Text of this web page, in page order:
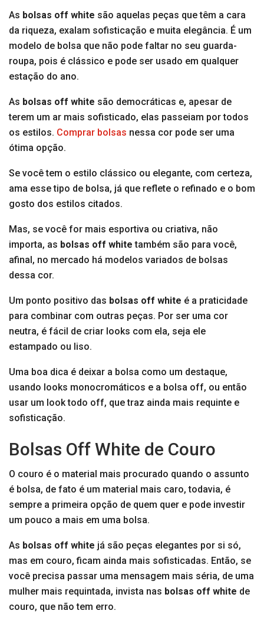
As bolsas off white são aquelas peças que têm a cara
da riqueza, exalam sofisticação e muita elegância. É um
modelo de bolsa que não pode faltar no seu guarda-
roupa, pois é clássico e pode ser usado em qualquer
estação do ano.
As bolsas off white são democráticas e, apesar de
terem um ar mais sofisticado, elas passeiam por todos
os estilos. Comprar bolsas nessa cor pode ser uma
ótima opção.
Se você tem o estilo clássico ou elegante, com certeza,
ama esse tipo de bolsa, já que reflete o refinado e o bom
gosto dos estilos citados.
Mas, se você for mais esportiva ou criativa, não
importa, as bolsas off white também são para você,
afinal, no mercado há modelos variados de bolsas
dessa cor.
Um ponto positivo das bolsas off white é a praticidade
para combinar com outras peças. Por ser uma cor
neutra, é fácil de criar looks com ela, seja ele
estampado ou liso.
Uma boa dica é deixar a bolsa como um destaque,
usando looks monocromáticos e a bolsa off, ou então
usar um look todo off, que traz ainda mais requinte e
sofisticação.
Bolsas Off White de Couro
O couro é o material mais procurado quando o assunto
é bolsa, de fato é um material mais caro, todavia, é
sempre a primeira opção de quem quer e pode investir
um pouco a mais em uma bolsa.
As bolsas off white já são peças elegantes por si só,
mas em couro, ficam ainda mais sofisticadas. Então, se
você precisa passar uma mensagem mais séria, de uma
mulher mais requintada, invista nas bolsas off white de
couro, que não tem erro.